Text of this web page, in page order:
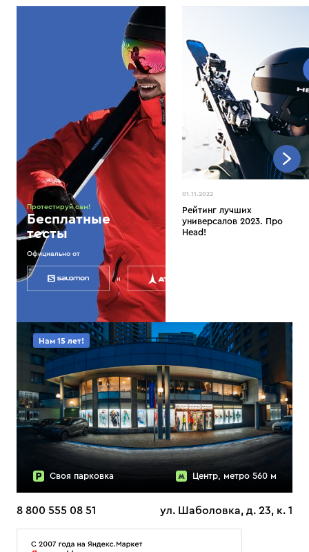
Протестируй сам!
Бесплатные
тесты
Официально от
и
01.11.2022
Рейтинг лучших
универсалов 2023. Про
Head!
Нам 15 лет!
Своя парковка Центр, метро 560 м
8 800 555 08 51 ул. Шаболовка, д. 23, к. 1